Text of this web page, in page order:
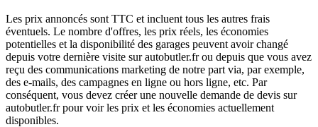
Les prix annoncés sont TTC et incluent tous les autres frais
éventuels. Le nombre d'offres, les prix réels, les économies
potentielles et la disponibilité des garages peuvent avoir changé
depuis votre dernière visite sur autobutler.fr ou depuis que vous avez
reçu des communications marketing de notre part via, par exemple,
des e-mails, des campagnes en ligne ou hors ligne, etc. Par
conséquent, vous devez créer une nouvelle demande de devis sur
autobutler.fr pour voir les prix et les économies actuellement
disponibles.